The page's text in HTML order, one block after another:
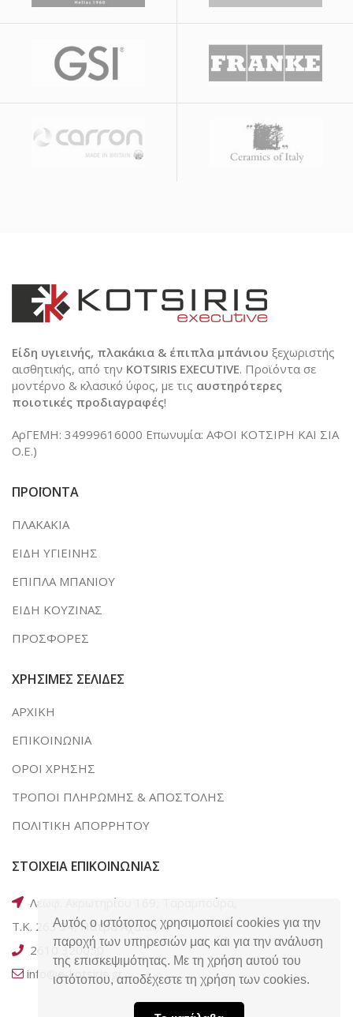
Αυτός ο ιστότοπος χρησιμοποιεί cookies για την
παροχή των υπηρεσιών μας και για την ανάλυση
της επισκεψιμότητας. Με τη χρήση αυτού του
ιστότοπου, αποδέχεστε τη χρήση των cookies.
Είδη υγιεινής, πλακάκια & έπιπλα μπάνιου ξεχωριστής
αισθητικής, από την KOTSIRIS EXECUTIVE. Προϊόντα σε
μοντέρνο & κλασικό ύφος, με τις αυστηρότερες
ποιοτικές προδιαγραφές!
ΑρΓΕΜΗ: 34999616000 Επωνυμία: ΑΦΟΙ ΚΟΤΣΙΡΗ ΚΑΙ ΣΙΑ
Ο.Ε.)
ΠΡΟΪΟΝΤΑ
ΠΛΑΚΑΚΙΑ
ΕΙΔΗ ΥΓΙΕΙΝΗΣ
ΕΠΙΠΛΑ ΜΠΑΝΙΟΥ
ΕΙΔΗ ΚΟΥΖΙΝΑΣ
ΠΡΟΣΦΟΡΕΣ
ΧΡΗΣΙΜΕΣ ΣΕΛΙΔΕΣ
ΑΡΧΙΚΗ
ΕΠΙΚΟΙΝΩΝΙΑ
ΟΡΟΙ ΧΡΗΣΗΣ
ΤΡΟΠΟΙ ΠΛΗΡΩΜΗΣ & ΑΠΟΣΤΟΛΗΣ
ΠΟΛΙΤΙΚΗ ΑΠΟΡΡΗΤΟΥ
ΣΤΟΙΧΕΙΑ ΕΠΙΚΟΙΝΩΝΙΑΣ
Λεωφ. Ακρωτηρίου 169, Ταραμπούρα,
Τ.Κ. 263 34, Πάτρα Αχαΐας
2610 320050
info@e-kotsiris.gr